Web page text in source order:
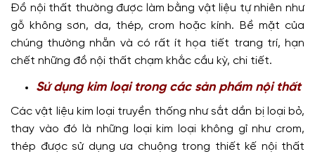
Đồ nội thất thường được làm bằng vật liệu tự nhiên như
gỗ không sơn, da, thép, crom hoặc kính. Bề mặt của
chúng thường nhẵn và có rất ít họa tiết trang trí, hạn
chết những đồ nội thất chạm khắc cầu kỳ, chi tiết.
Sử dụng kim loại trong các sản phẩm nội thất
Các vật liệu kim loại truyền thống như sắt dần bị loại bỏ,
thay vào đó là những loại kim loại không gỉ như crom,
thép được sử dụng ưa chuộng trong thiết kế nội thất